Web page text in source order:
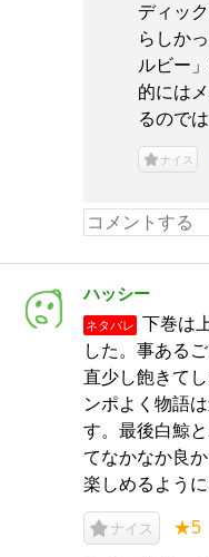
ディッ
らしか
ルビー
的には
るので
ナイス
ハッシー
ネタバレ
下巻は
した。事ある
直少し飽きて
ンポよく物語
す。最後白鯨
てなかなか良
楽しめるよう
ナイス ★5